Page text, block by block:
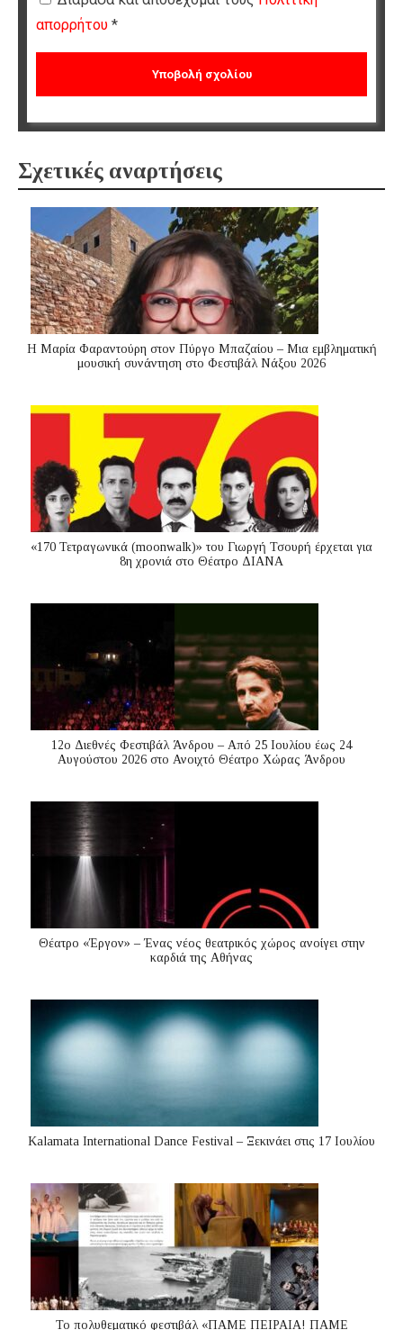
απορρήτου *
Σχετικές αναρτήσεις
Η Μαρία Φαραντούρη στον Πύργο Μπαζαίου – Μια εμβληματική
μουσική συνάντηση στο Φεστιβάλ Νάξου 2026
«170 Τετραγωνικά (moonwalk)» του Γιωργή Τσουρή έρχεται για
8η χρονιά στο Θέατρο ΔΙΑΝΑ
12ο Διεθνές Φεστιβάλ Άνδρου – Από 25 Ιουλίου έως 24
Αυγούστου 2026 στο Ανοιχτό Θέατρο Χώρας Άνδρου
Θέατρο «Έργον» – Ένας νέος θεατρικός χώρος ανοίγει στην
καρδιά της Αθήνας
Kalamata International Dance Festival – Ξεκινάει στις 17 Ιουλίου
Το πολυθεματικό φεστιβάλ «ΠΑΜΕ ΠΕΙΡΑΙΑ! ΠΑΜΕ